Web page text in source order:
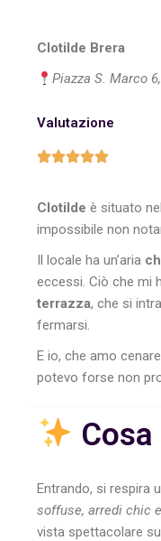
Clotilde Brera
Piazza S. Marco
Valutazione
Clotilde è situato
impossibile non
Il locale ha un’aria
eccessi. Ciò che mi
terrazza, che si
fermarsi.
E io, che amo
potevo forse non
Entrando, si respira
soffuse, arredi chic
vista spettacolare